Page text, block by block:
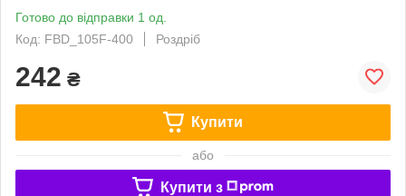
Готово до відправки 1 од.
Код: FBD_105F-400
Роздріб
242 ₴
Купити
або
Купити з